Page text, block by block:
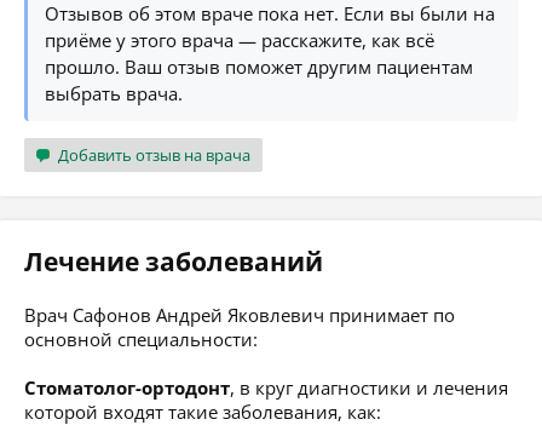
Отзывов об этом враче пока нет. Если вы были на
приёме у этого врача — расскажите, как всё
прошло. Ваш отзыв поможет другим пациентам
выбрать врача.
Добавить отзыв на врача
Лечение заболеваний
Врач Сафонов Андрей Яковлевич принимает по
основной специальности:
Стоматолог-ортодонт, в круг диагностики и лечения
которой входят такие заболевания, как: